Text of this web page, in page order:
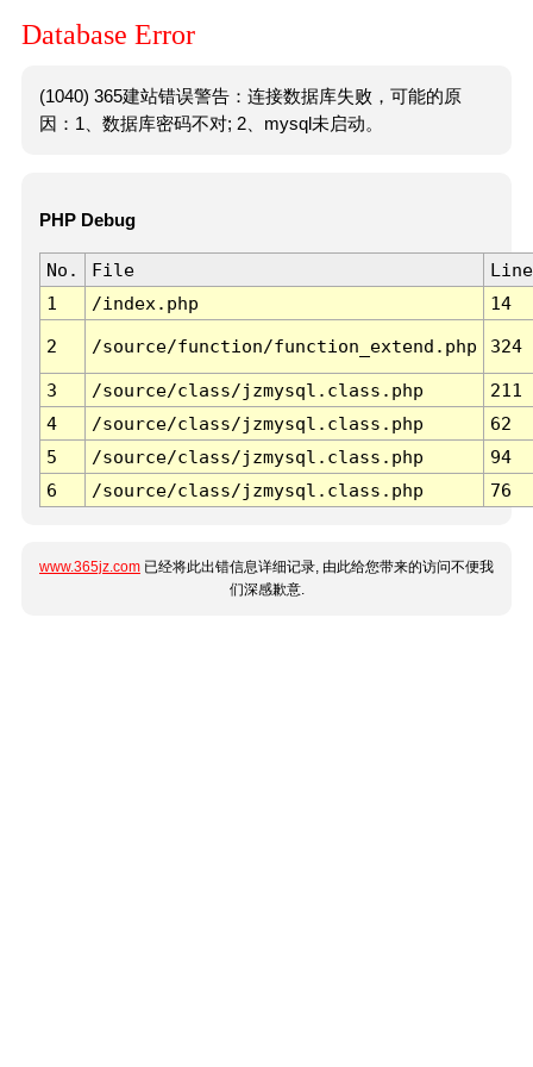
Database Error
(1040) 365建站错误警告：连接数据库失败，可能的原
因：1、数据库密码不对; 2、mysql未启动。
PHP Debug
No. File
Line
1
/index.php 14
2 /source/function/function_extend.php 324
3 /source/class/jzmysql.class.php
211
4
/source/class/jzmysql.class.php
62
5
/source/class/jzmysql.class.php
94
6
/source/class/jzmysql.class.php 76
www.365jz.com 已经将此出错信息详细记录, 由此给您带来的访问不便我
们深感歉意.